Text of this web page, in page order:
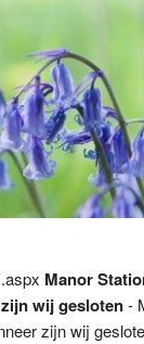
Manor
wij gesloten-
zijn wij